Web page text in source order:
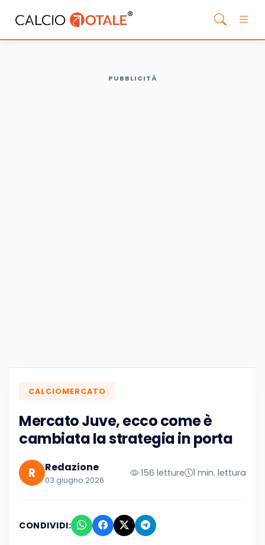
PUBBLICITÀ
CALCIOMERCATO
Mercato Juve, ecco come è
cambiata la strategia in porta
R Redazione
03 giugno 2026
156 letture 1 min. lettura
CONDIVIDI: